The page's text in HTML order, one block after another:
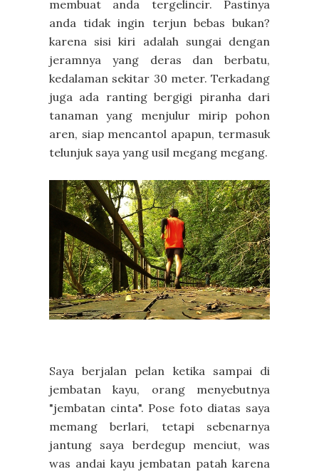
membuat anda tergelincir. Pastinya
anda tidak ingin terjun bebas bukan?
karena sisi kiri adalah sungai dengan
jeramnya yang deras dan berbatu,
kedalaman sekitar 30 meter. Terkadang
juga ada ranting bergigi piranha dari
tanaman yang menjulur mirip pohon
aren, siap mencantol apapun, termasuk
telunjuk saya yang usil megang megang.
Saya berjalan pelan ketika sampai di
jembatan kayu, orang menyebutnya
"jembatan cinta". Pose foto diatas saya
memang berlari, tetapi sebenarnya
jantung saya berdegup menciut, was
was andai kayu jembatan patah karena